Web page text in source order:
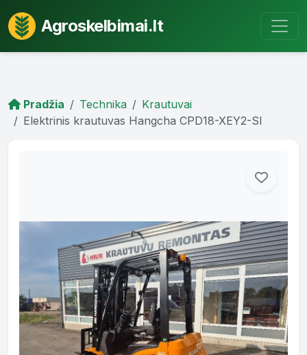
Agroskelbimai.lt
Pradžia Technika
Krautuvai
Elektrinis krautuvas Hangcha CPD18-XEY2-SI